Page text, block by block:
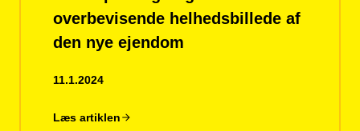
overbevisende helhedsbillede af
den nye ejendom
11.1.2024
Læs artiklen